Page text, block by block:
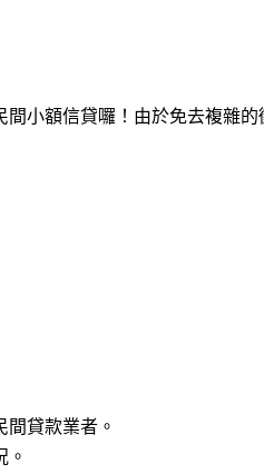
小額信貸囉！由於免去複雜的
貸款業者。